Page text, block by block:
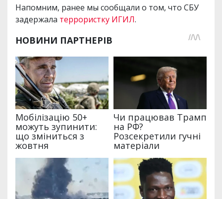
Напомним, ранее мы сообщали о том, что СБУ
задержала террористку ИГИЛ.